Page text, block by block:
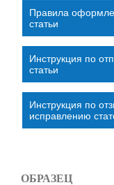
Правила
статьи
Инструкция по
статьи
Инструкция по
исправлению
ОБРАЗЕЦ